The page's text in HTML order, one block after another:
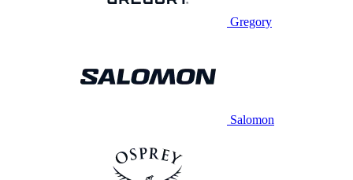
Gregory
Salomon